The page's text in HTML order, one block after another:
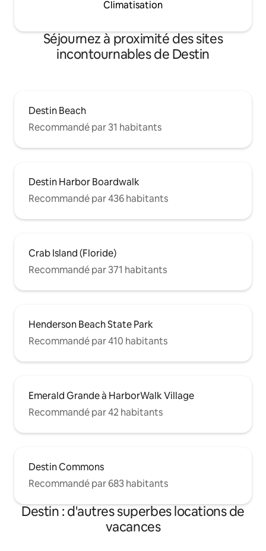
Climatisation
Séjournez à proximité des sites
incontournables de Destin
Destin Beach
Recommandé par 31 habitants
Destin Harbor Boardwalk
Recommandé par 436 habitants
Crab Island (Floride)
Recommandé par 371 habitants
Henderson Beach State Park
Recommandé par 410 habitants
Emerald Grande à HarborWalk Village
Recommandé par 42 habitants
Destin Commons
Recommandé par 683 habitants
Destin : d'autres superbes locations de
vacances